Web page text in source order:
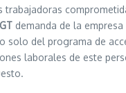
trabajadoras
demanda de la
solo del programa de
laborales de este